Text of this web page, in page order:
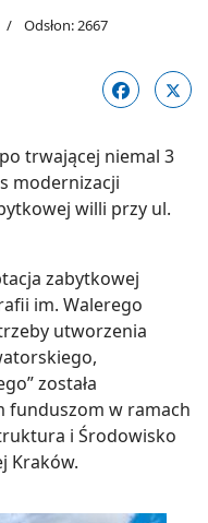
Odsłon: 2667
trwającej niemal 3
modernizacji
willi przy ul.
zabytkowej
im. Walerego
utworzenia
została
funduszom w ramach
i Środowisko
Kraków.